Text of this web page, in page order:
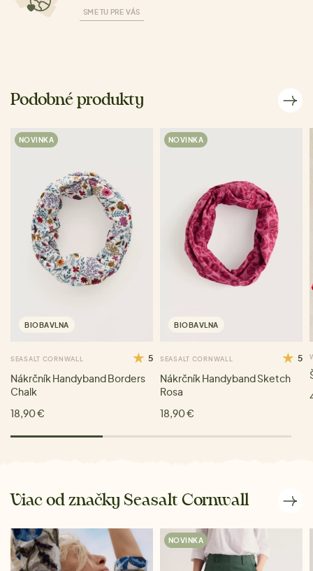
SME TU PRE VÁS
Podobné produkty
NOVINKA
BIOBAVLNA
SEASALT CORNWALL 5
Nákrčník Handyband Borders
Chalk
18,90 €
NOVINKA
BIOBAVLNA
SEASALT CORNWALL 5
Nákrčník Handyband Sketch
Rosa
18,90 €
Viac od značky Seasalt Cornwall
NOVINKA